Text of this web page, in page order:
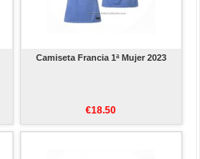
Camiseta Francia 1ª Mujer 2023
€18.50